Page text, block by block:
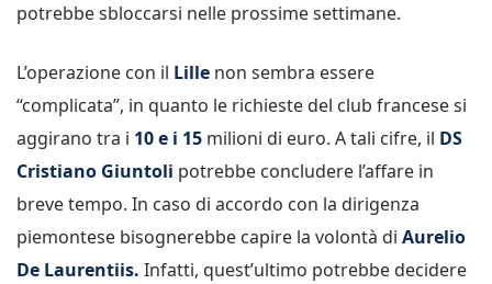
potrebbe sbloccarsi nelle prossime settimane.
L’operazione con il Lille non sembra essere
“complicata”, in quanto le richieste del club francese si
aggirano tra i 10 e i 15 milioni di euro. A tali cifre, il DS
Cristiano Giuntoli potrebbe concludere l’affare in
breve tempo. In caso di accordo con la dirigenza
piemontese bisognerebbe capire la volontà di Aurelio
De Laurentiis. Infatti, quest’ultimo potrebbe decidere